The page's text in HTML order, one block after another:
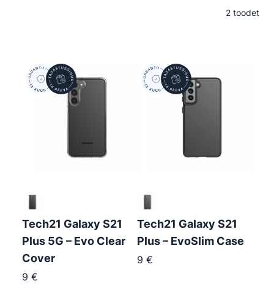
2 toodet
Tech21 Galaxy S21
Plus 5G – Evo Clear
Cover
9 €
Tech21 Galaxy S21
Plus – EvoSlim Case
9 €